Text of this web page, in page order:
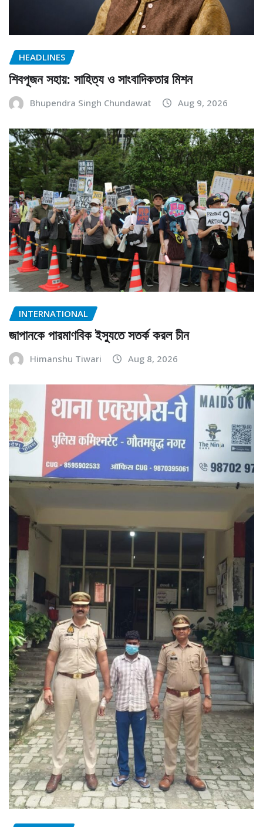
HEADLINES
শিবপূজন সহায়: সাহিত্য ও সাংবাদিকতার মিশন
Bhupendra Singh Chundawat Aug 9, 2026
INTERNATIONAL
জাপানকে পারমাণবিক ইস্যুতে সতর্ক করল চীন
Himanshu Tiwari Aug 8, 2026